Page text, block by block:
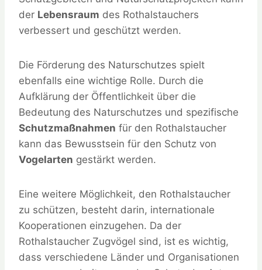
der Lebensraum des Rothalstauchers
verbessert und geschützt werden.
Die Förderung des Naturschutzes spielt
ebenfalls eine wichtige Rolle. Durch die
Aufklärung der Öffentlichkeit über die
Bedeutung des Naturschutzes und spezifische
Schutzmaßnahmen für den Rothalstaucher
kann das Bewusstsein für den Schutz von
Vogelarten gestärkt werden.
Eine weitere Möglichkeit, den Rothalstaucher
zu schützen, besteht darin, internationale
Kooperationen einzugehen. Da der
Rothalstaucher Zugvögel sind, ist es wichtig,
dass verschiedene Länder und Organisationen